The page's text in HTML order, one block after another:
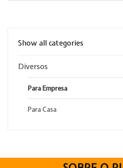
Show all categories
Diversos
Para Empresa
Para Casa